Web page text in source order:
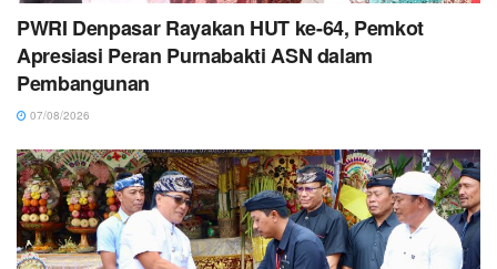
PWRI Denpasar Rayakan HUT ke-64, Pemkot
Apresiasi Peran Purnabakti ASN dalam
Pembangunan
07/08/2026